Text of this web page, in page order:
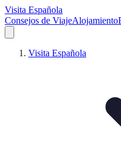
Visita Española
Consejos de ViajeAlojamiento
Visita Española